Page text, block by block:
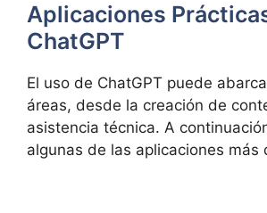
Aplicaciones
ChatGPT
El uso de ChatGPT puede
áreas, desde la creación de
asistencia técnica. A
algunas de las aplicaciones más